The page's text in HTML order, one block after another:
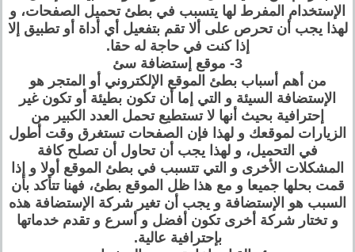
الإستخدام المفرط لها يتسبب في بطئ تحميل الصفحات، و
لهذا يجب أن تحرص على ألا تقم بتفعيل أي أداة أو تطبيق إلا
إذا كنت في حاجة له حقا.
3- موقع إستضافة سئ
من أهم أسباب بطئ الموقع الإلكتروني أو المتجر هو
الإستضافة السيئة و التي إما أن تكون بطيئة أو تكون غير
إحترافية بحيث أنها لا تستطيع تحمل العدد الكبير من
الزيارات لموقعك و لهذا فإن الصفحات تستغرق وقت أطول
في التحميل، و لهذا يجب أن تحاول أن تصلح كافة
المشكلات الأخرى و التي تتسبب في بطئ الموقع أولا و إذا
قمت بحلها جميعا و مع هذا ظل الموقع بطئ، فهنا تتأكد بأن
السبب هو الإستضافة و يجب أن تغير شركة الإستضافة هذه
و تختار شركة أخرى تكون أفضل و أسرع و تقدم خدماتها
بإحترافية عالية.